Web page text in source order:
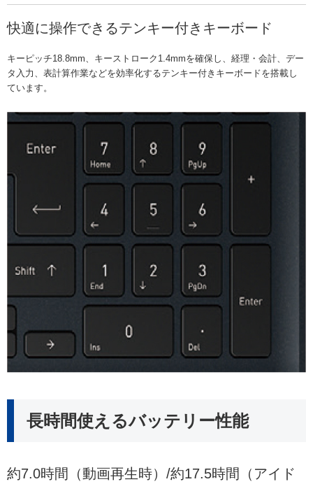
快適に操作できるテンキー付きキーボード
キーピッチ18.8mm、キーストローク1.4mmを確保し、経理・会計、デー
タ入力、表計算作業などを効率化するテンキー付きキーボードを搭載し
ています。
長時間使えるバッテリー性能
約7.0時間（動画再生時）/約17.5時間（アイド